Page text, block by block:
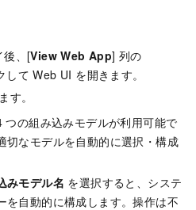
後、[View Web App] 列の
して Web UI を開きます。
す。
つの組み込みモデルが利用可能で
切なモデルを自動的に選択・構成
みモデル名 を選択すると、システ
を自動的に構成します。操作は不